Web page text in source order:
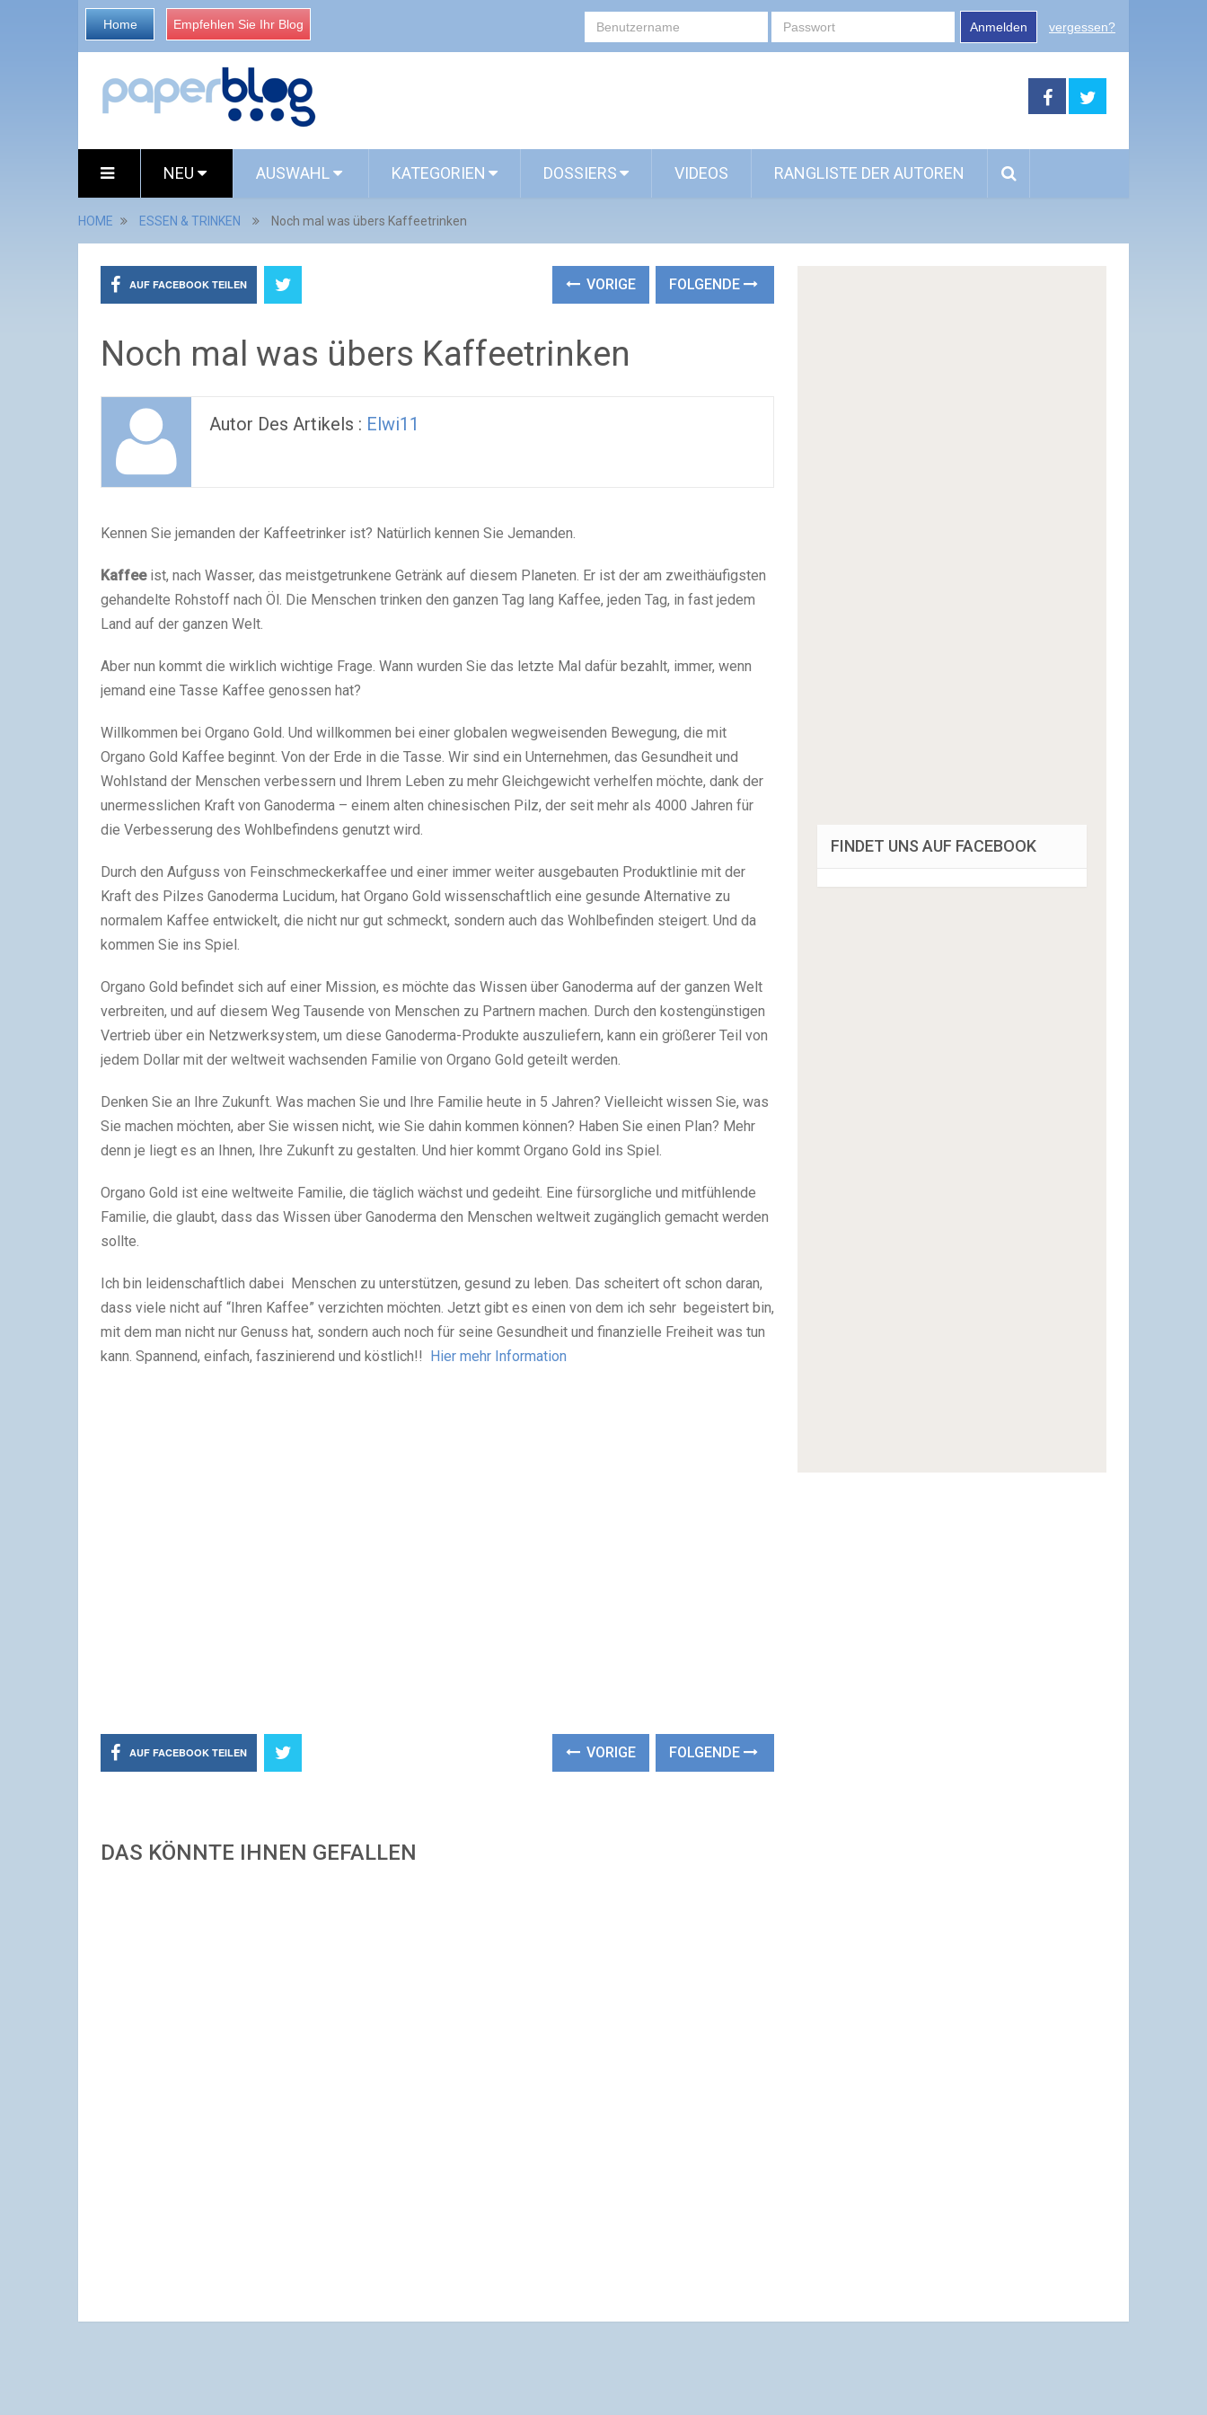
Home Empfehlen Sie Ihr Blog Anmelden vergessen?
NEU AUSWAHL KATEGORIEN DOSSIERS VIDEOS RANGLISTE DER AUTOREN
HOME ESSEN & TRINKEN Noch mal was übers Kaffeetrinken
AUF FACEBOOK TEILEN VORIGE FOLGENDE
Noch mal was übers Kaffeetrinken
Autor Des Artikels : Elwi11
Kennen Sie jemanden der Kaffeetrinker ist? Natürlich kennen Sie Jemanden.
Kaffeeist, nach Wasser, das meistgetrunkene Getränk auf diesem Planeten. Er ist der am zweithäufigsten
gehandelte Rohstoff nach Öl. Die Menschen trinken den ganzen Tag lang Kaffee, jeden Tag, in fast jedem
Land auf der ganzen Welt.
Aber nun kommt die wirklich wichtige Frage. Wann wurden Sie das letzte Mal dafür bezahlt, immer, wenn
jemand eine Tasse Kaffee genossen hat?
Willkommen bei Organo Gold. Und willkommen bei einer globalen wegweisenden Bewegung, die mit
Organo Gold Kaffee beginnt. Von der Erde in die Tasse. Wir sind ein Unternehmen, das Gesundheit und
Wohlstand der Menschen verbessern und Ihrem Leben zu mehr Gleichgewicht verhelfen möchte, dank der
unermesslichen Kraft von Ganoderma – einem alten chinesischen Pilz, der seit mehr als 4000 Jahren für
die Verbesserung des Wohlbefindens genutzt wird.
Durch den Aufguss von Feinschmeckerkaffee und einer immer weiter ausgebauten Produktlinie mit der
Kraft des Pilzes Ganoderma Lucidum, hat Organo Gold wissenschaftlich eine gesunde Alternative zu
normalem Kaffee entwickelt, die nicht nur gut schmeckt, sondern auch das Wohlbefinden steigert. Und da
kommen Sie ins Spiel.
Organo Gold befindet sich auf einer Mission, es möchte das Wissen über Ganoderma auf der ganzen Welt
verbreiten, und auf diesem Weg Tausende von Menschen zu Partnern machen. Durch den kostengünstigen
Vertrieb über ein Netzwerksystem, um diese Ganoderma-Produkte auszuliefern, kann ein größerer Teil von
jedem Dollar mit der weltweit wachsenden Familie von Organo Gold geteilt werden.
Denken Sie an Ihre Zukunft. Was machen Sie und Ihre Familie heute in 5 Jahren? Vielleicht wissen Sie, was
Sie machen möchten, aber Sie wissen nicht, wie Sie dahin kommen können? Haben Sie einen Plan? Mehr
denn je liegt es an Ihnen, Ihre Zukunft zu gestalten. Und hier kommt Organo Gold ins Spiel.
Organo Gold ist eine weltweite Familie, die täglich wächst und gedeiht. Eine fürsorgliche und mitfühlende
Familie, die glaubt, dass das Wissen über Ganoderma den Menschen weltweit zugänglich gemacht werden
sollte.
Ich bin leidenschaftlich dabei Menschen zu unterstützen, gesund zu leben. Das scheitert oft schon daran,
dass viele nicht auf “Ihren Kaffee” verzichten möchten. Jetzt gibt es einen von dem ich sehr begeistert bin,
mit dem man nicht nur Genuss hat, sondern auch noch für seine Gesundheit und finanzielle Freiheit was tun
kann. Spannend, einfach, faszinierend und köstlich!! Hier mehr Information
AUF FACEBOOK TEILEN VORIGE FOLGENDE
DAS KÖNNTE IHNEN GEFALLEN
FINDET UNS AUF FACEBOOK